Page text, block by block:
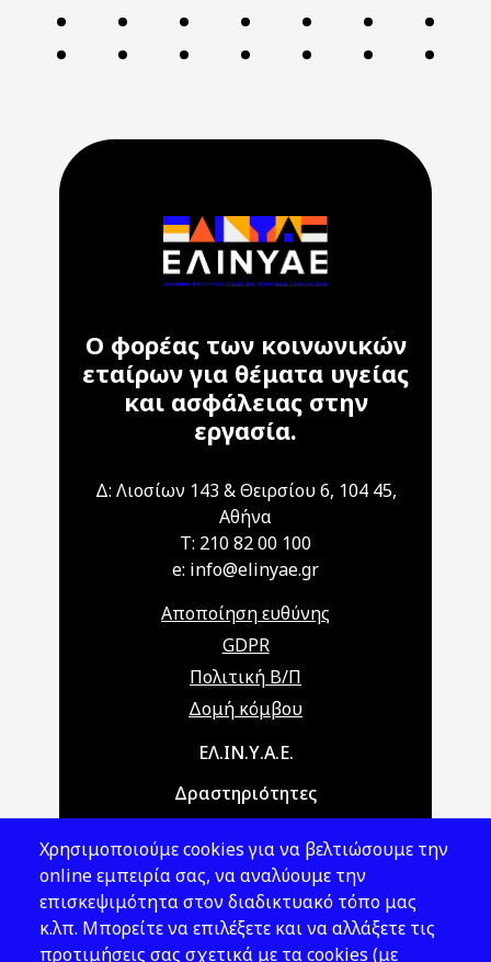
Ο φορέας των κοινωνικών
εταίρων για θέματα υγείας
και ασφάλειας στην
εργασία.
Δ: Λιοσίων 143 & Θειρσίου 6, 104 45,
Αθήνα
T: 210 82 00 100
e: info@elinyae.gr
Αποποίηση ευθύνης
GDPR
Πολιτική Β/Π
Δομή κόμβου
Main navigationΕΛ.ΙΝ.Υ.Α.Ε.
Δραστηριότητες
Νομοθεσία
Εκδόσεις
Νέα - Εκδηλώσεις
Χρησιμοποιούμε cookies για να βελτιώσουμε την
online εμπειρία σας, να αναλύουμε την
επισκεψιμότητα στον διαδικτυακό τόπο μας
κ.λπ. Μπορείτε να επιλέξετε και να αλλάξετε τις
προτιμήσεις σας σχετικά με τα cookies (με